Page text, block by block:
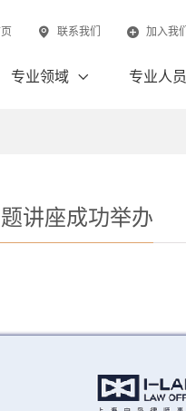
联系我们 加入我们
专业领域 专业人员
讲座成功举办